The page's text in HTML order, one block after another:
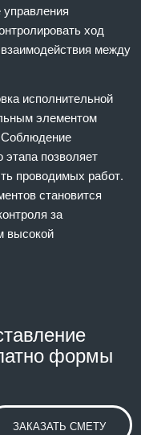
ход
между
исполнительной
элементом
этапа позволяет
проводимых работ.
становится
за
высокой
формы
ЗАКАЗАТЬ СМЕТУ